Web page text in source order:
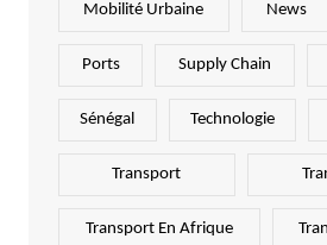
Mobilité Urbaine News
Ports Supply Chain
Sénégal Technologie
Transport
Transport En Afrique